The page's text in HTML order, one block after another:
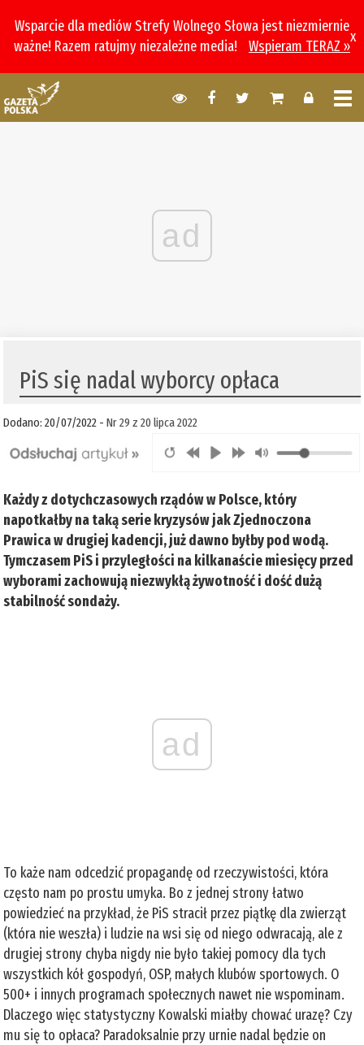
Wsparcie dla mediów Strefy Wolnego Słowa jest niezmiernie
ważne! Razem ratujmy niezależne media!
Wspieram TERAZ »
x
ad
PiS się nadal wyborcy opłaca
Dodano: 20/07/2022 -Nr 29 z 20 lipca 2022
Każdy z dotychczasowych rządów w Polsce, który
napotkałby na taką serie kryzysów jak Zjednoczona
Prawica w drugiej kadencji, już dawno byłby pod wodą.
Tymczasem PiS i przyległości na kilkanaście miesięcy przed
wyborami zachowują niezwykłą żywotność i dość dużą
stabilność sondaży.
ad
To każe nam odcedzić propagandę od rzeczywistości, która
często nam po prostu umyka. Bo z jednej strony łatwo
powiedzieć na przykład, że PiS stracił przez piątkę dla zwierząt
(która nie weszła) i ludzie na wsi się od niego odwracają, ale z
drugiej strony chyba nigdy nie było takiej pomocy dla tych
wszystkich kół gospodyń, OSP, małych klubów sportowych. O
500+ i innych programach społecznych nawet nie wspominam.
Dlaczego więc statystyczny Kowalski miałby chować urazę? Czy
mu się to opłaca? Paradoksalnie przy urnie nadal będzie on